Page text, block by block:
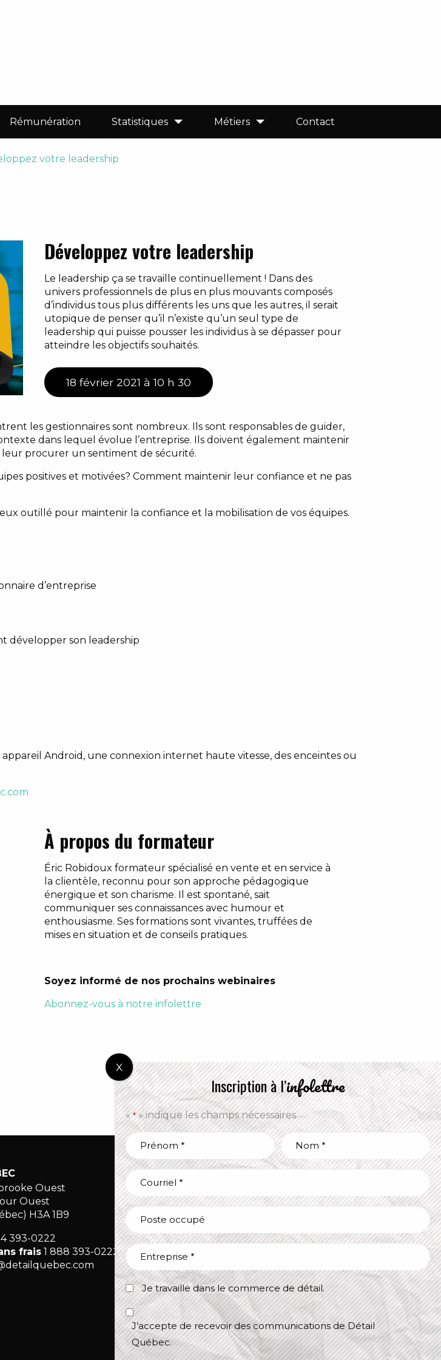
Rémunération Statistiques Métiers Contact
votre leadership
Développez votre leadership
Le leadership ça se travaille continuellement ! Dans des
univers professionnels de plus en plus mouvants composés
d’individus tous plus différents les uns que les autres, il serait
utopique de penser qu’il n’existe qu’un seul type de
leadership qui puisse pousser les individus à se dépasser pour
atteindre les objectifs souhaités.
18 février 2021 à 10 h 30
les gestionnaires sont nombreux. Ils sont responsables de guider,
dans lequel évolue l’entreprise. Ils doivent également maintenir
procurer un sentiment de sécurité.
positives et motivées? Comment maintenir leur confiance et ne pas
outillé pour maintenir la confiance et la mobilisation de vos équipes.
d’entreprise
développer son leadership
Android, une connexion internet haute vitesse, des enceintes ou
À propos du formateur
Éric Robidoux formateur spécialisé en vente et en service à
la clientèle, reconnu pour son approche pédagogique
énergique et son charisme. Il est spontané, sait
communiquer ses connaissances avec humour et
enthousiasme. Ses formations sont vivantes, truffées de
mises en situation et de conseils pratiques.
Soyez informé de nos prochains webinaires
Abonnez-vous à notre infolettre
Ouest
Ouest
H3A 1B9
393-0222
frais 1 888 393-0222
Nouvelles
Portrait du secteur
Métiers
Contact
Inscription à l’infolettre
«*» indique les champs nécessaires
Nom
Prénom
*
Nom
Courriel
Poste
occupé
Entreprise
Je
travaille
dans
le
commerce
de
détail.
Je travaille dans le commerce de détail.
J’accepte
de
recevoir
des
communications
J’accepte de recevoir des communications de Détail
Québec.